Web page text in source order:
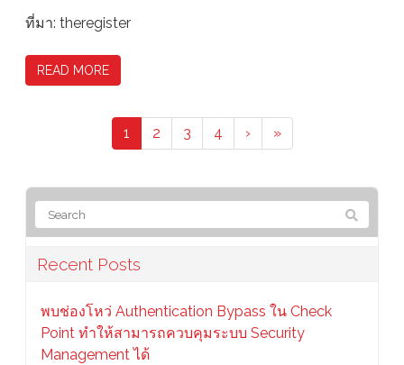
ที่มา: theregister
READ MORE
1 2 3 4 › »
Recent Posts
พบช่องโหว่ Authentication Bypass ใน Check
Point ทำให้สามารถควบคุมระบบ Security
Management ได้